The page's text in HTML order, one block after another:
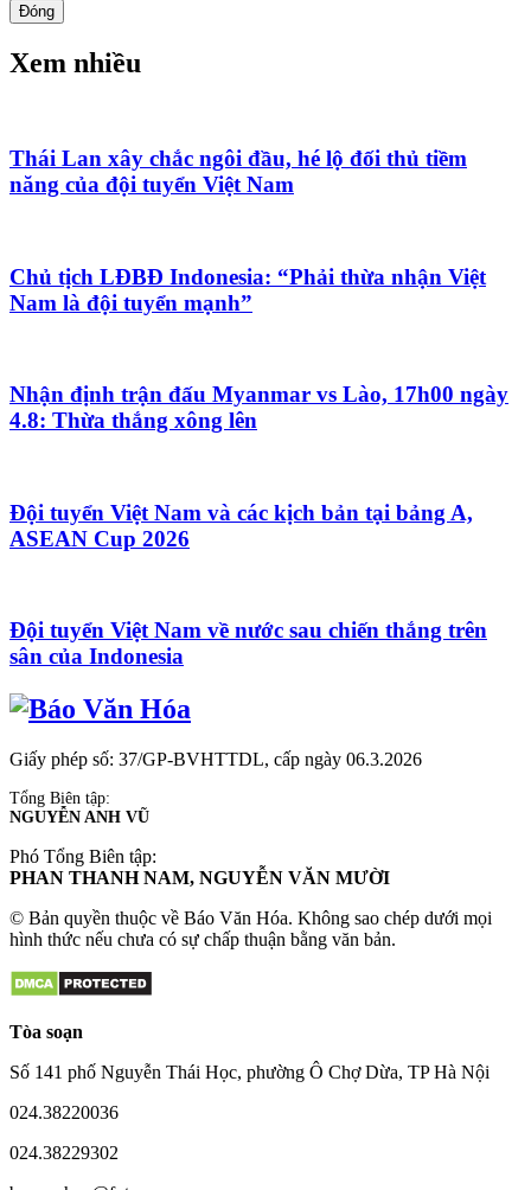
Đóng
Xem nhiều
Thái Lan xây chắc ngôi đầu, hé lộ đối thủ tiềm
năng của đội tuyển Việt Nam
Chủ tịch LĐBĐ Indonesia: “Phải thừa nhận Việt
Nam là đội tuyển mạnh”
Nhận định trận đấu Myanmar vs Lào, 17h00 ngày
4.8: Thừa thắng xông lên
Đội tuyển Việt Nam và các kịch bản tại bảng A,
ASEAN Cup 2026
Đội tuyển Việt Nam về nước sau chiến thắng trên
sân của Indonesia
Giấy phép số: 37/GP-BVHTTDL, cấp ngày 06.3.2026
Tổng Biên tập:
NGUYỄN ANH VŨ
Phó Tổng Biên tập:
PHAN THANH NAM, NGUYỄN VĂN MƯỜI
© Bản quyền thuộc về Báo Văn Hóa. Không sao chép dưới mọi
hình thức nếu chưa có sự chấp thuận bằng văn bản.
Tòa soạn
Số 141 phố Nguyễn Thái Học, phường Ô Chợ Dừa, TP Hà Nội
024.38220036
024.38229302